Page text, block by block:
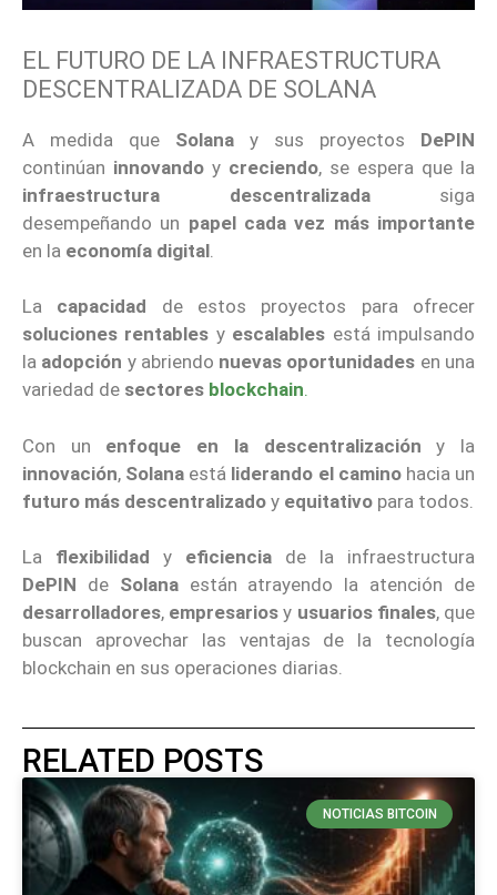
EL FUTURO DE LA INFRAESTRUCTURA
DESCENTRALIZADA DE SOLANA
A medida que Solana y sus proyectos DePIN
continúan innovando y creciendo, se espera que la
infraestructura descentralizadasiga
desempeñando un papel cada vez más importante
en la economía digital
La capacidad de estos proyectos para ofrecer
soluciones rentables y escalables está impulsando
la adopción y abriendo nuevas oportunidades en una
variedad de sectores blockchain.
Con un enfoque en la descentralización y la
innovación, Solana está liderando el caminohacia un
futuro más descentralizado y equitativo para todos.
La flexibilidad y eficiencia de la infraestructura
DePIN de Solanaestán atrayendo la atención de
desarrolladores, empresarios y usuarios finales, que
buscan aprovechar las ventajas de la tecnología
blockchain en sus operaciones diarias.
RELATED POSTS
NOTICIAS BITCOIN